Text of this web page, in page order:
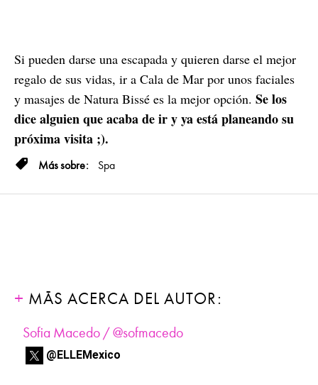
Si pueden darse una escapada y quieren darse el mejor
regalo de sus vidas, ir a Cala de Mar por unos faciales
y masajes de Natura Bissé es la mejor opción. Se los
dice alguien que acaba de ir y ya está planeando su
próxima visita ;).
Spa
MÁS ACERCA DEL AUTOR:
Sofia Macedo / @sofmacedo
@ELLEMexico